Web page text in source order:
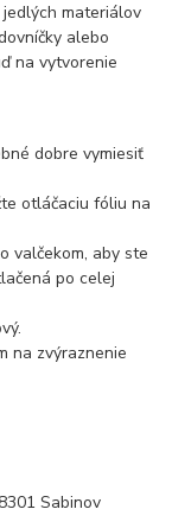
materiálov
alebo
na vytvorenie
dobre vymiesiť
otláčaciu fóliu na
valčekom, aby ste
po celej
na zvýraznenie
Sabinov